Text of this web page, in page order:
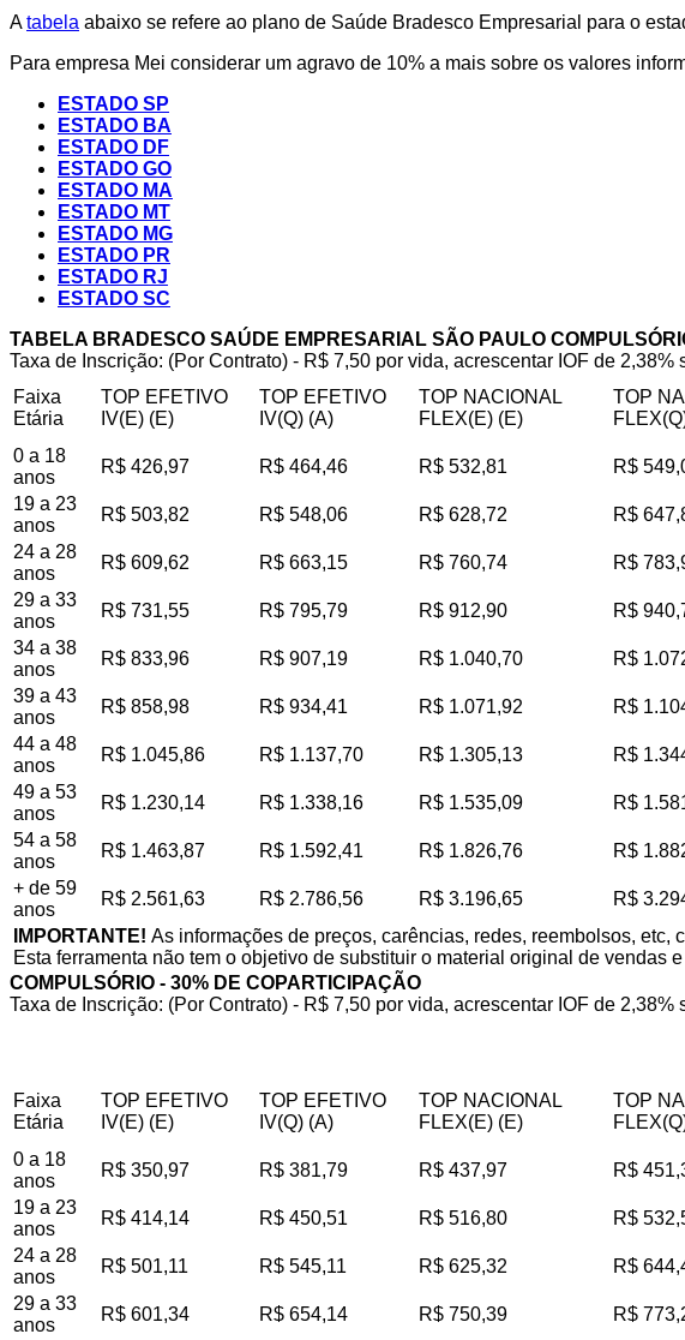
Atabela abaixo se refere ao plano de Saúde Bradesco Empresarial para o
Para empresa Mei considerar um agravo de 10% a mais sobre os valores
ESTADO SP
ESTADO BA
ESTADO DF
ESTADO GO
ESTADO MA
ESTADO MT
ESTADO MG
ESTADO PR
ESTADO RJ
ESTADO SC
TABELA BRADESCO SAÚDE EMPRESARIAL SÃO PAULO
Taxa de Inscrição: (Por Contrato) - R$ 7,50 por vida, acrescentar IOF de 2,38%
Faixa
Etária
TOP EFETIVO
IV(E) (E)
TOP EFETIVO
IV(Q) (A)
TOP NACIONAL
FLEX(E) (E)
TOP
0 a 18
anos
R$ 426,97 R$ 464,46 R$ 532,81 R$
19 a 23
anos
R$ 503,82 R$ 548,06 R$ 628,72 R$
24 a 28
anos
R$ 609,62 R$ 663,15 R$ 760,74 R$
29 a 33
anos
R$ 731,55 R$ 795,79 R$ 912,90 R$
34 a 38
anos
R$ 833,96 R$ 907,19 R$ 1.040,70 R$
39 a 43
anos
R$ 858,98 R$ 934,41 R$ 1.071,92 R$
44 a 48
anos
R$ 1.045,86 R$ 1.137,70 R$ 1.305,13 R$
49 a 53
anos
R$ 1.230,14 R$ 1.338,16 R$ 1.535,09 R$
54 a 58
anos
R$ 1.463,87 R$ 1.592,41 R$ 1.826,76 R$
+ de 59
anos
R$ 2.561,63 R$ 2.786,56 R$ 3.196,65 R$
IMPORTANTE! As informações de preços, carências, redes, reembolsos,
Esta ferramenta não tem o objetivo de substituir o material original de
COMPULSÓRIO - 30% DE COPARTICIPAÇÃO
Taxa de Inscrição: (Por Contrato) - R$ 7,50 por vida, acrescentar IOF de 2,38%
Faixa
Etária
TOP EFETIVO
IV(E) (E)
TOP EFETIVO
IV(Q) (A)
TOP NACIONAL
FLEX(E) (E)
TOP
0 a 18
anos
R$ 350,97 R$ 381,79 R$ 437,97 R$
19 a 23
anos
R$ 414,14 R$ 450,51 R$ 516,80 R$
24 a 28
anos
R$ 501,11 R$ 545,11 R$ 625,32 R$
29 a 33
anos
R$ 601,34 R$ 654,14 R$ 750,39 R$